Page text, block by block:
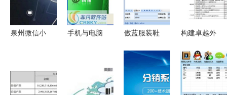
泉州微信小
程序与软件
手机与电脑
傲蓝服装鞋
打造高效服
装店全方位
构建卓越外
量管理与销
售智慧的结